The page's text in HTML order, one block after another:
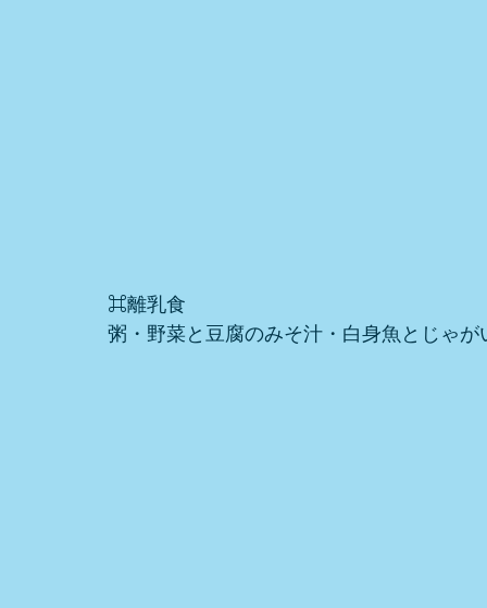
⌘離乳食
粥・野菜と豆腐のみそ汁・白身魚とじゃが